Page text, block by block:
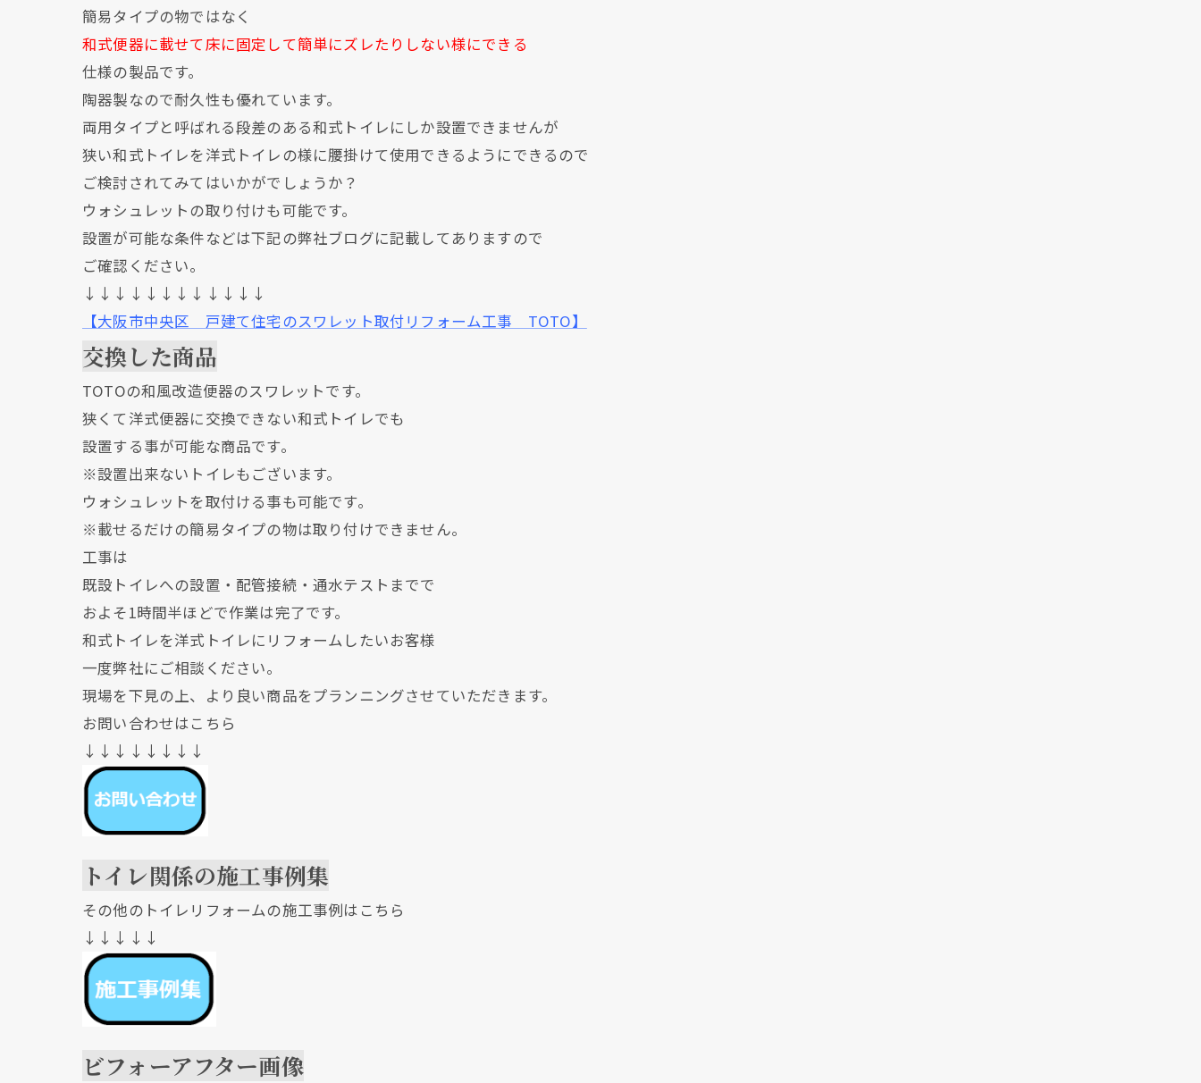
簡易タイプの物ではなく
和式便器に載せて床に固定して簡単にズレたりしない様にできる
仕様の製品です。
陶器製なので耐久性も優れています。
両用タイプと呼ばれる段差のある和式トイレにしか設置できませんが
狭い和式トイレを洋式トイレの様に腰掛けて使用できるようにできるので
ご検討されてみてはいかがでしょうか？
ウォシュレットの取り付けも可能です。
設置が可能な条件などは下記の弊社ブログに記載してありますので
ご確認ください。
↓↓↓↓↓↓↓↓↓↓↓↓
【大阪市中央区 戸建て住宅のスワレット取付リフォーム工事 TOTO】
交換した商品
TOTOの和風改造便器のスワレットです。
狭くて洋式便器に交換できない和式トイレでも
設置する事が可能な商品です。
※設置出来ないトイレもございます。
ウォシュレットを取付ける事も可能です。
※載せるだけの簡易タイプの物は取り付けできません。
工事は
既設トイレへの設置・配管接続・通水テストまでで
およそ1時間半ほどで作業は完了です。
和式トイレを洋式トイレにリフォームしたいお客様
一度弊社にご相談ください。
現場を下見の上、より良い商品をプランニングさせていただきます。
お問い合わせはこちら
↓↓↓↓↓↓↓↓
トイレ関係の施工事例集
その他のトイレリフォームの施工事例はこちら
↓↓↓↓↓
ビフォーアフター画像